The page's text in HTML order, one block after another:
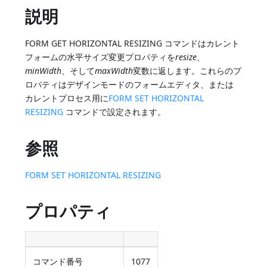
説明
FORM GET HORIZONTAL RESIZING コマンドはカレント
フォームの水平サイズ変更プロパティをresize、
minWidth、そしてmaxWidth変数に返します。これらのプ
ロパティはデザインモードのフォームエディタ、または
カレントプロセス用にFORM SET HORIZONTAL
RESIZING コマンドで設定されます。
参照
FORM SET HORIZONTAL RESIZING
プロパティ
コマンド番号 1077